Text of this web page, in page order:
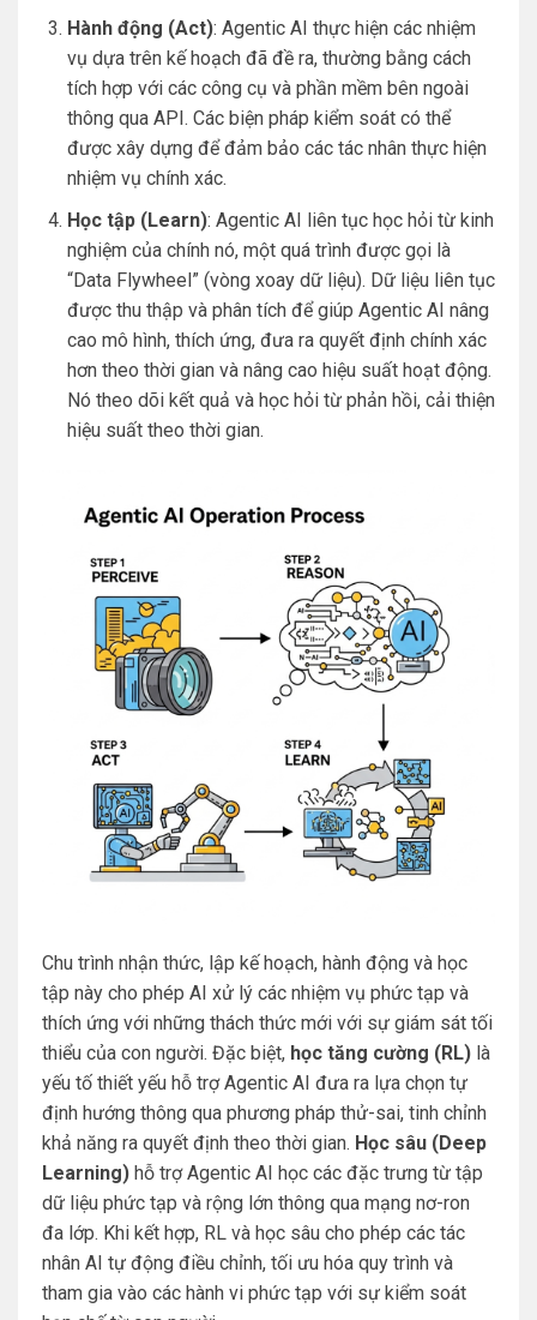
Hành động (Act): Agentic AI thực hiện các nhiệm
vụ dựa trên kế hoạch đã đề ra, thường bằng cách
tích hợp với các công cụ và phần mềm bên ngoài
thông qua API. Các biện pháp kiểm soát có thể
được xây dựng để đảm bảo các tác nhân thực hiện
nhiệm vụ chính xác.
Học tập (Learn): Agentic AI liên tục học hỏi từ kinh
nghiệm của chính nó, một quá trình được gọi là
“Data Flywheel” (vòng xoay dữ liệu). Dữ liệu liên tục
được thu thập và phân tích để giúp Agentic AI nâng
cao mô hình, thích ứng, đưa ra quyết định chính xác
hơn theo thời gian và nâng cao hiệu suất hoạt động.
Nó theo dõi kết quả và học hỏi từ phản hồi, cải thiện
hiệu suất theo thời gian.
Chu trình nhận thức, lập kế hoạch, hành động và học
tập này cho phép AI xử lý các nhiệm vụ phức tạp và
thích ứng với những thách thức mới với sự giám sát tối
thiểu của con người. Đặc biệt, học tăng cường (RL) là
yếu tố thiết yếu hỗ trợ Agentic AI đưa ra lựa chọn tự
định hướng thông qua phương pháp thử-sai, tinh chỉnh
khả năng ra quyết định theo thời gian. Học sâu (Deep
Learning) hỗ trợ Agentic AI học các đặc trưng từ tập
dữ liệu phức tạp và rộng lớn thông qua mạng nơ-ron
đa lớp. Khi kết hợp, RL và học sâu cho phép các tác
nhân AI tự động điều chỉnh, tối ưu hóa quy trình và
tham gia vào các hành vi phức tạp với sự kiểm soát